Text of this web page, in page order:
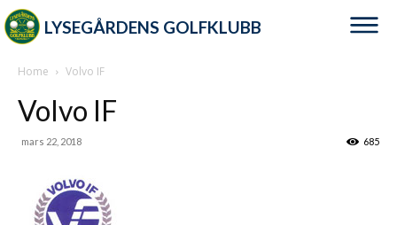
LYSEGÅRDENS GOLFKLUBB
Home Volvo IF
Volvo IF
mars 22, 2018 685